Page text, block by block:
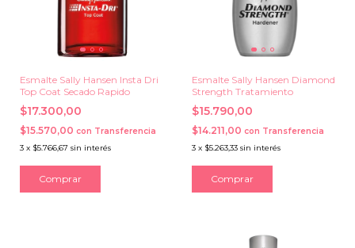
Esmalte Sally Hansen Insta Dri
Top Coat Secado Rapido
$17.300,00
$15.570,00 con Transferencia
3 x $5.766,67 sin interés
Esmalte Sally Hansen Diamond
Strength Tratamiento
$15.790,00
$14.211,00 con Transferencia
3 x $5.263,33 sin interés